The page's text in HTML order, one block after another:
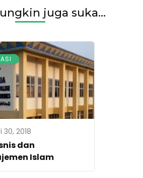
juga suka...
30, 2018
dan
Islam